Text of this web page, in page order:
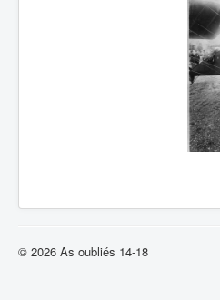
© 2026 As oubliés 14-18